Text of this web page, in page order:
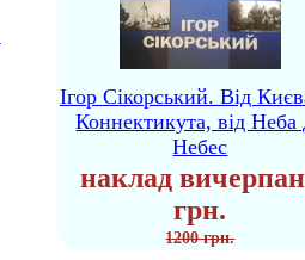
Ігор Сікорський. Від
Коннектикута, від Неба
Небес
наклад
грн.
1200 грн.